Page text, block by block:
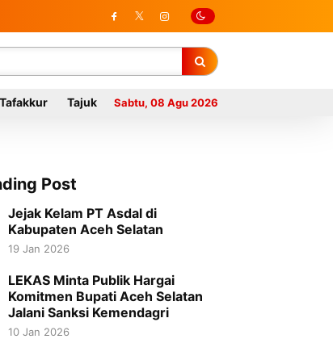
Tafakkur Tajuk Sabtu, 08 Agu 2026
Post
Jejak Kelam PT Asdal di
Kabupaten Aceh Selatan
19 Jan 2026
LEKAS Minta Publik Hargai
Komitmen Bupati Aceh Selatan
Jalani Sanksi Kemendagri
10 Jan 2026